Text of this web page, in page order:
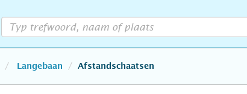
Langebaan Afstandschaatsen